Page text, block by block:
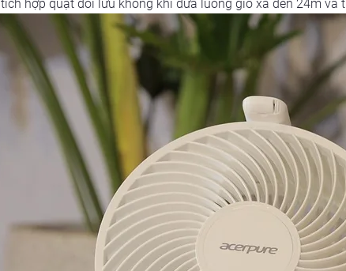
tích hợp quạt đối lưu không khí đưa luồng gió xa đến 24m và